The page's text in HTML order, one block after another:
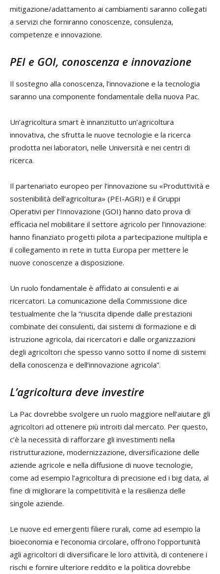
mitigazione/adattamento ai cambiamenti saranno collegati
a servizi che forniranno conoscenze, consulenza,
competenze e innovazione.
PEI e GOI, conoscenza e innovazione
Il sostegno alla conoscenza, l’innovazione e la tecnologia
saranno una componente fondamentale della nuova Pac.
Un’agricoltura smart è innanzitutto un’agricoltura
innovativa, che sfrutta le nuove tecnologie e la ricerca
prodotta nei laboratori, nelle Università e nei centri di
ricerca.
Il partenariato europeo per l’innovazione su «Produttività e
sostenibilità dell’agricoltura» (PEI-AGRI) e il Gruppi
Operativi per l’Innovazione (GOI) hanno dato prova di
efficacia nel mobilitare il settore agricolo per l’innovazione:
hanno finanziato progetti pilota a partecipazione multipla e
il collegamento in rete in tutta Europa per mettere le
nuove conoscenze a disposizione.
Un ruolo fondamentale è affidato ai consulenti e ai
ricercatori. La comunicazione della Commissione dice
testualmente che la “riuscita dipende dalle prestazioni
combinate dei consulenti, dai sistemi di formazione e di
istruzione agricola, dai ricercatori e dalle organizzazioni
degli agricoltori che spesso vanno sotto il nome di sistemi
della conoscenza e dell’innovazione agricola”.
L’agricoltura deve investire
La Pac dovrebbe svolgere un ruolo maggiore nell’aiutare gli
agricoltori ad ottenere più introiti dal mercato. Per questo,
c’è la necessità di rafforzare gli investimenti nella
ristrutturazione, modernizzazione, diversificazione delle
aziende agricole e nella diffusione di nuove tecnologie,
come ad esempio l’agricoltura di precisione ed i big data, al
fine di migliorare la competitività e la resilienza delle
singole aziende.
Le nuove ed emergenti filiere rurali, come ad esempio la
bioeconomia e l’economia circolare, offrono l’opportunità
agli agricoltori di diversificare le loro attività, di contenere i
rischi e fornire ulteriore reddito e la politica dovrebbe